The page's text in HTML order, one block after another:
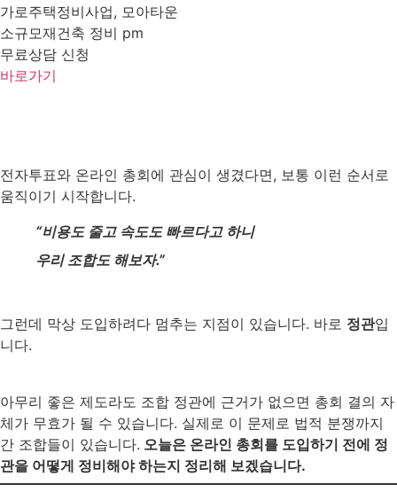
가로주택정비사업, 모아타운
소규모재건축 정비 pm
무료상담 신청
바로가기
전자투표와 온라인 총회에 관심이 생겼다면, 보통 이런 순서로
움직이기 시작합니다.
“비용도 줄고 속도도 빠르다고 하니
우리 조합도 해보자.”
그런데 막상 도입하려다 멈추는 지점이 있습니다. 바로 정관입
니다.
아무리 좋은 제도라도 조합 정관에 근거가 없으면 총회 결의 자
체가 무효가 될 수 있습니다. 실제로 이 문제로 법적 분쟁까지
간 조합들이 있습니다. 오늘은 온라인 총회를 도입하기 전에 정
관을 어떻게 정비해야 하는지 정리해 보겠습니다.